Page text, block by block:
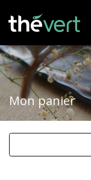
Mon panier